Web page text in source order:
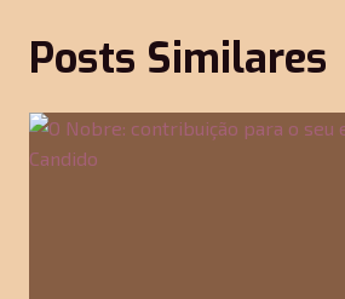
Posts Similares